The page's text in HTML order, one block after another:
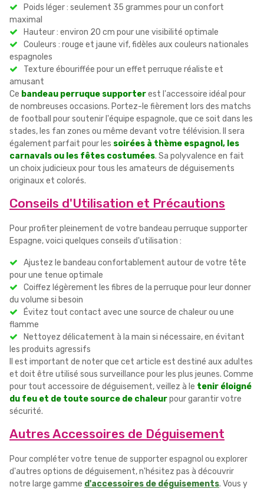
Poids léger : seulement 35 grammes pour un confort
maximal
Hauteur : environ 20 cm pour une visibilité optimale
Couleurs : rouge et jaune vif, fidèles aux couleurs nationales
espagnoles
Texture ébouriffée pour un effet perruque réaliste et
amusant
Ce bandeau perruque supporterest l'accessoire idéal pour
de nombreuses occasions. Portez-le fièrement lors des matchs
de football pour soutenir l'équipe espagnole, que ce soit dans les
stades, les fan zones ou même devant votre télévision. Il sera
également parfait pour les soirées à thème espagnol, les
carnavals ou les fêtes costumées. Sa polyvalence en fait
un choix judicieux pour tous les amateurs de déguisements
originaux et colorés.
Conseils d'Utilisation et Précautions
Pour profiter pleinement de votre bandeau perruque supporter
Espagne, voici quelques conseils d'utilisation :
Ajustez le bandeau confortablement autour de votre tête
pour une tenue optimale
Coiffez légèrement les fibres de la perruque pour leur donner
du volume si besoin
Évitez tout contact avec une source de chaleur ou une
flamme
Nettoyez délicatement à la main si nécessaire, en évitant
les produits agressifs
Il est important de noter que cet article est destiné aux adultes
et doit être utilisé sous surveillance pour les plus jeunes. Comme
pour tout accessoire de déguisement, veillez à le tenir éloigné
du feu et de toute source de chaleurpour garantir votre
sécurité.
Autres Accessoires de Déguisement
Pour compléter votre tenue de supporter espagnol ou explorer
d'autres options de déguisement, n'hésitez pas à découvrir
notre large gamme d'accessoires de déguisements. Vous y